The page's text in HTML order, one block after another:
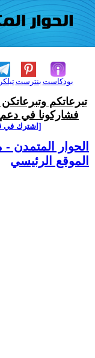
بنترست بودكاست
تبرعاتكم
فشاركونا في دعم
[اشترك في
الحوار المتمدن -
الموقع الرئيسي